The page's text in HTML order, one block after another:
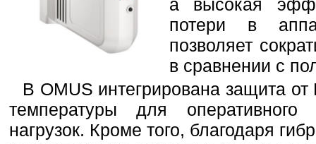
а высокая
потери в
позволяет
в сравнении с
В OMUS интегрирована защита
температуры для оперативного
нагрузок. Кроме того, благодаря